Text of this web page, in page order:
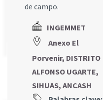
de campo.
INGEMMET
Anexo El
Porvenir, DISTRITO
ALFONSO UGARTE,
SIHUAS, ANCASH